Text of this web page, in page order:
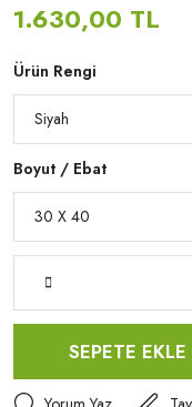
1.630,00 TL
Ürün Rengi
Boyut / Ebat
SEPETE EKLE